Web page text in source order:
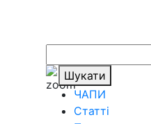
Шукати
ЧАПИ
Статті